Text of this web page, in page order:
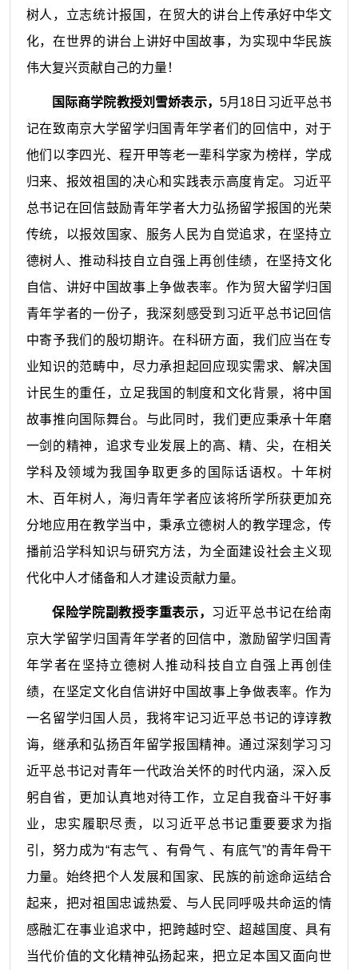
树人，立志统计报国，在贸大的讲台上传承好中华文
化，在世界的讲台上讲好中国故事，为实现中华民族
伟大复兴贡献自己的力量！
国际商学院教授刘雪娇表示， 5月18日习近平总书
记在致南京大学留学归国青年学者们的回信中，对于
他们以李四光、程开甲等老一辈科学家为榜样，学成
归来、报效祖国的决心和实践表示高度肯定。习近平
总书记在回信鼓励青年学者大力弘扬留学报国的光荣
传统，以报效国家、服务人民为自觉追求，在坚持立
德树人、推动科技自立自强上再创佳绩，在坚持文化
自信、讲好中国故事上争做表率。作为贸大留学归国
青年学者的一份子，我深刻感受到习近平总书记回信
中寄予我们的殷切期许。在科研方面，我们应当在专
业知识的范畴中，尽力承担起回应现实需求、解决国
计民生的重任，立足我国的制度和文化背景，将中国
故事推向国际舞台。与此同时，我们更应秉承十年磨
一剑的精神，追求专业发展上的高、精、尖，在相关
学科及领域为我国争取更多的国际话语权。十年树
木、百年树人，海归青年学者应该将所学所获更加充
分地应用在教学当中，秉承立德树人的教学理念，传
播前沿学科知识与研究方法，为全面建设社会主义现
代化中人才储备和人才建设贡献力量。
保险学院副教授李重表示， 习近平总书记在给南
京大学留学归国青年学者的回信中，激励留学归国青
年学者在坚持立德树人推动科技自立自强上再创佳
绩，在坚定文化自信讲好中国故事上争做表率。作为
一名留学归国人员，我将牢记习近平总书记的谆谆教
诲，继承和弘扬百年留学报国精神。通过深刻学习习
近平总书记对青年一代政治关怀的时代内涵，深入反
躬自省，更加认真地对待工作，立足自我奋斗干好事
业，忠实履职尽责，以习近平总书记重要要求为指
引，努力成为“有志气 、有骨气 、有底气”的青年骨干
力量。始终把个人发展和国家、民族的前途命运结合
起来，把对祖国忠诚热爱、与人民同呼吸共命运的情
感融汇在事业追求中，把跨越时空、超越国度、具有
当代价值的文化精神弘扬起来，把立足本国又面向世